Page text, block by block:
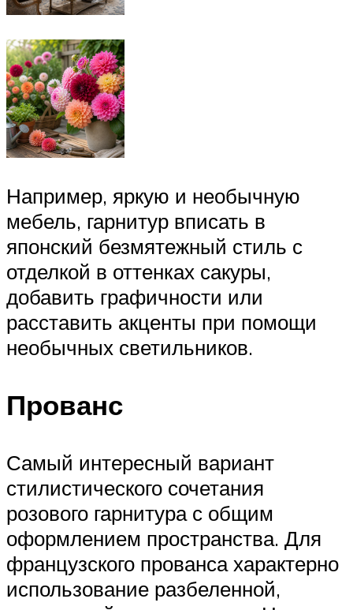
Например, яркую и необычную
мебель, гарнитур вписать в
японский безмятежный стиль с
отделкой в оттенках сакуры,
добавить графичности или
расставить акценты при помощи
необычных светильников.
Прованс
Самый интересный вариант
стилистического сочетания
розового гарнитура с общим
оформлением пространства. Для
французского прованса характерно
использование разбеленной,